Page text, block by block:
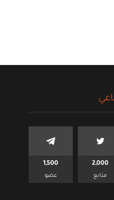
2,000
متابع
1,500
عضو